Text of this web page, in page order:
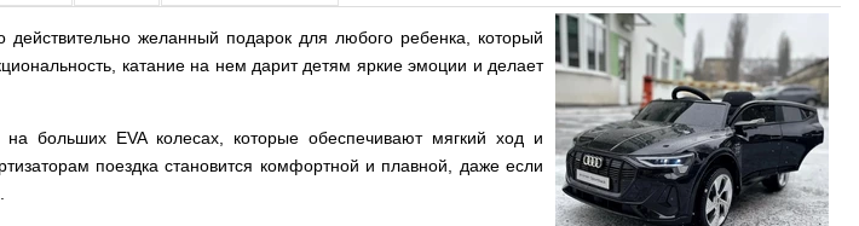
действительно желанный подарок для любого ребенка, который
катание на нем дарит детям яркие эмоции и делает
больших EVA колесах, которые обеспечивают мягкий ход и
поездка становится комфортной и плавной, даже если